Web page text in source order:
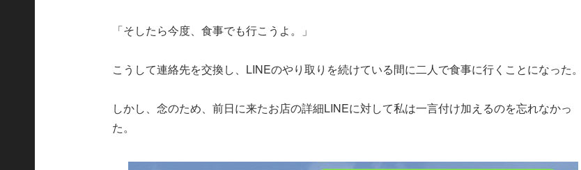
「そしたら今度、食事でも行こうよ。」
こうして連絡先を交換し、LINEのやり取りを続けている間に二人で食事に行くことになった。
しかし、念のため、前日に来たお店の詳細LINEに対して私は一言付け加えるのを忘れなかっ
た。